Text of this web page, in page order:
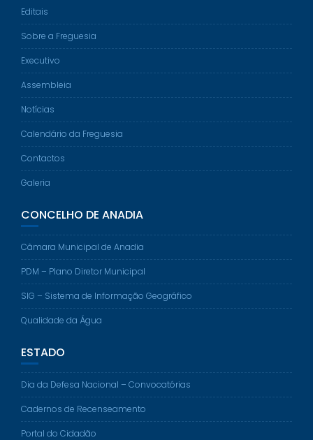
Editais
Sobre a Freguesia
Executivo
Assembleia
Notícias
Calendário da Freguesia
Contactos
Galeria
CONCELHO DE ANADIA
Câmara Municipal de Anadia
PDM – Plano Diretor Municipal
SIG – Sistema de Informação Geográfico
Qualidade da Água
ESTADO
Dia da Defesa Nacional – Convocatórias
Cadernos de Recenseamento
Portal do Cidadão